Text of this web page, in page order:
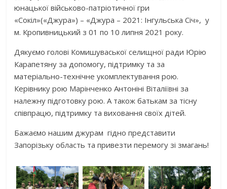
юнацької військово-патріотичної гри
«Сокіл»(«Джура») – «Джура – 2021: Інгульська Січ», у
м. Кропивницький з 01 по 10 липня 2021 року.
Дякуємо голові Комишуваської селищної ради Юрію
Карапетяну за допомогу, підтримку та за
матеріально-технічне укомплектування рою.
Керівнику рою Марінченко Антоніні Віталіївні за
належну підготовку рою. А також батькам за тісну
співпрацю, підтримку та виховання своїх дітей.
Бажаємо нашим джурам гідно представити
Запорізьку область та привезти перемогу зі змагань!